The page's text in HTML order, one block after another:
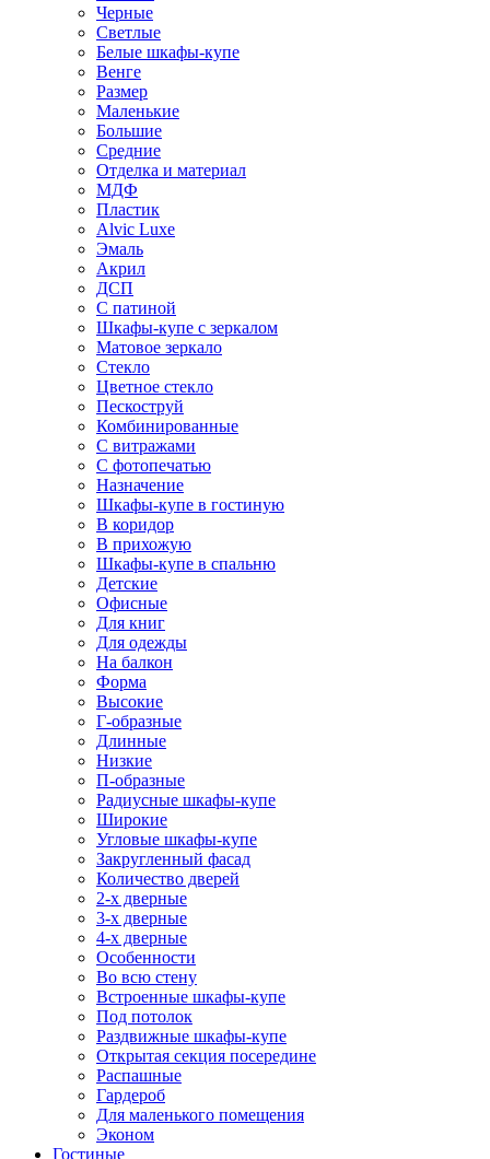
Черные
Светлые
Белые шкафы-купе
Венге
Размер
Маленькие
Большие
Средние
Отделка и материал
МДФ
Пластик
Alvic Luxe
Эмаль
Акрил
ДСП
С патиной
Шкафы-купе с зеркалом
Матовое зеркало
Стекло
Цветное стекло
Пескоструй
Комбинированные
С витражами
С фотопечатью
Назначение
Шкафы-купе в гостиную
В коридор
В прихожую
Шкафы-купе в спальню
Детские
Офисные
Для книг
Для одежды
На балкон
Форма
Высокие
Г-образные
Длинные
Низкие
П-образные
Радиусные шкафы-купе
Широкие
Угловые шкафы-купе
Закругленный фасад
Количество дверей
2-х дверные
3-х дверные
4-х дверные
Особенности
Во всю стену
Встроенные шкафы-купе
Под потолок
Раздвижные шкафы-купе
Открытая секция посередине
Распашные
Гардероб
Для маленького помещения
Эконом
Гостиные